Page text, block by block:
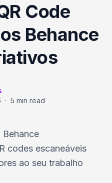
Code
Behance
· 5 min read
codes escaneáveis
ao seu trabalho